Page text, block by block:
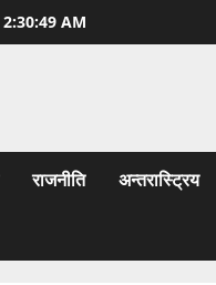
2:30:50 AM
राजनीति अन्तरास्ट्रिय